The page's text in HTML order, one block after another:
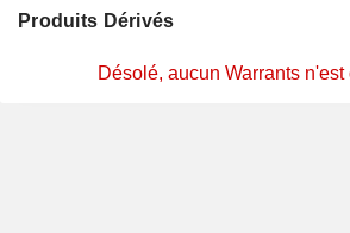
Produits Dérivés
Désolé, aucun Warrants